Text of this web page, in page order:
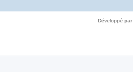
Développé par